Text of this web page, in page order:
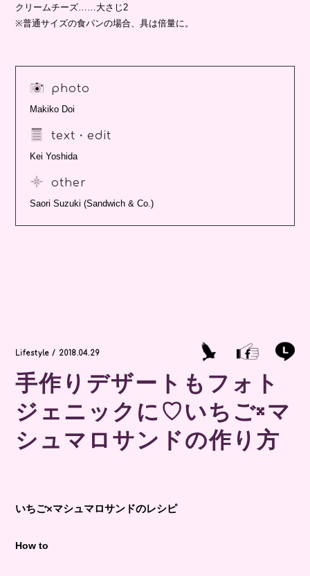
クリームチーズ……大さじ2
※普通サイズの食パンの場合、具は倍量に。
photo
Makiko Doi
text・edit
Kei Yoshida
other
Saori Suzuki (Sandwich & Co.)
Lifestyle / 2018.04.29
手作りデザートもフォト
ジェニックに♡いちご×マ
シュマロサンドの作り方
いちご×マシュマロサンドのレシピ
How to